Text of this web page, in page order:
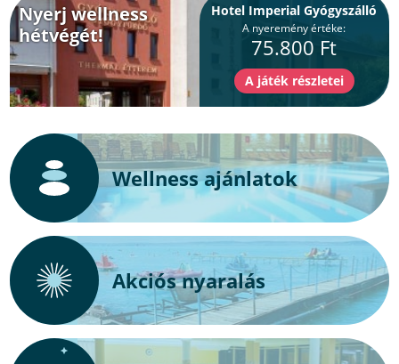
Nyerj wellness
hétvégét!
Hotel Imperial Gyógyszálló
A nyeremény értéke:
75.800 Ft
Wellness ajánlatok
Akciós nyaralás